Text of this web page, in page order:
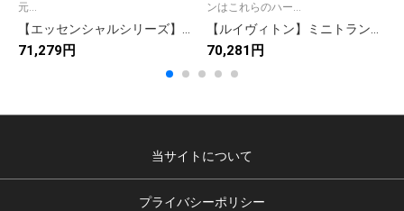
元...
【エッセンシャルシリーズ】トランク型収納ボックス 軽量アルミフレーム セキュリティロック付 13色展開 高級感のある旅行小物ケース
71,279円
ンはこれらのハー...
【ルイヴィトン】ミニトランク 小物収納ボックス モノグラムキャンバス 上質な仕上げ 高級感のある逸品
70,281円
当サイトについて
プライバシーポリシー